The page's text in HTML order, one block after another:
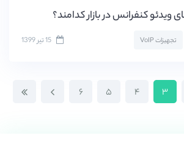
کنفرانس در بازار کدامند؟
تجهیزات VoIP 15 تیر 1399
۳ ۴ ۵ ۶